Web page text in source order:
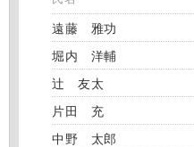
遠藤 雅功
堀内 洋輔
辻 友太
片田 充
中野 太郎